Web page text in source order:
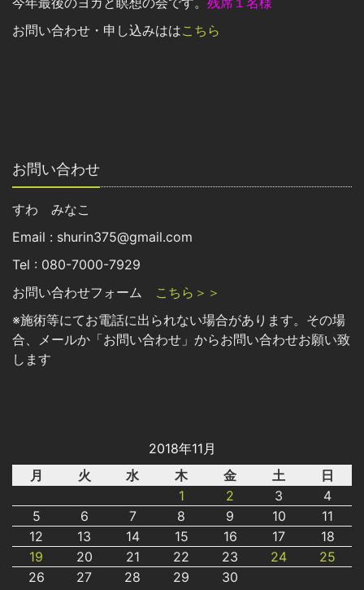
お問い合わせ・申し込みははこちら
お問い合わせ
すわ みなこ
Email : shurin375@gmail.com
Tel : 080-7000-7929
お問い合わせフォーム こちら＞＞
※施術等にてお電話に出られない場合があります。その場
合、メールか「お問い合わせ」からお問い合わせお願い致
します
2018年11月
月
火 水 木 金 土
日
1
2 3
4
5
6 7 8 9 10
11
12
13 14 15 16 17
18
19
20 21 22 23 24
25
26
27 28 29
30